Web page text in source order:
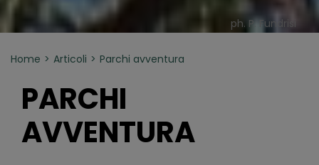
ph. P. Fundrisi
Home Articoli Parchi avventura
PARCHI
AVVENTURA